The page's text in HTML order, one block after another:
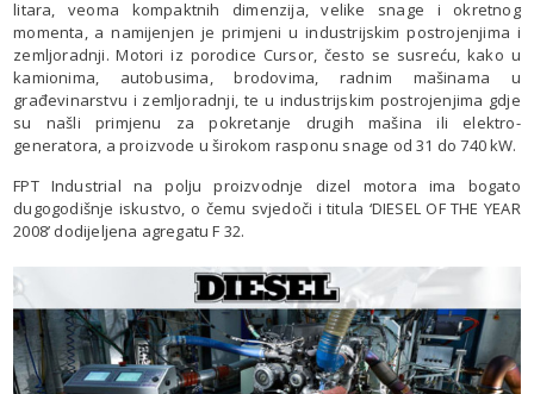
litara, veoma kompaktnih dimenzija, velike snage i okretnog
momenta, a namijenjen je primjeni u industrijskim postrojenjima i
zemljoradnji. Motori iz porodice Cursor, često se susreću, kako u
kamionima, autobusima, brodovima, radnim mašinama u
građevinarstvu i zemljoradnji, te u industrijskim postrojenjima gdje
su našli primjenu za pokretanje drugih mašina ili elektro-
generatora, a proizvode u širokom rasponu snage od 31 do 740 kW.
FPT Industrial na polju proizvodnje dizel motora ima bogato
dugogodišnje iskustvo, o čemu svjedoči i titula ‘DIESEL OF THE YEAR
2008’ dodijeljena agregatu F 32.